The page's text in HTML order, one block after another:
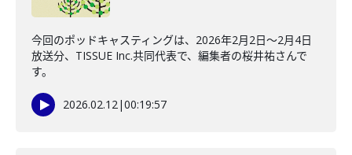
今回のポッドキャスティングは、2026年2月2日〜2月4日
放送分、TISSUE Inc.共同代表で、編集者の桜井祐さんで
す。
2026.02.12|00:19:57